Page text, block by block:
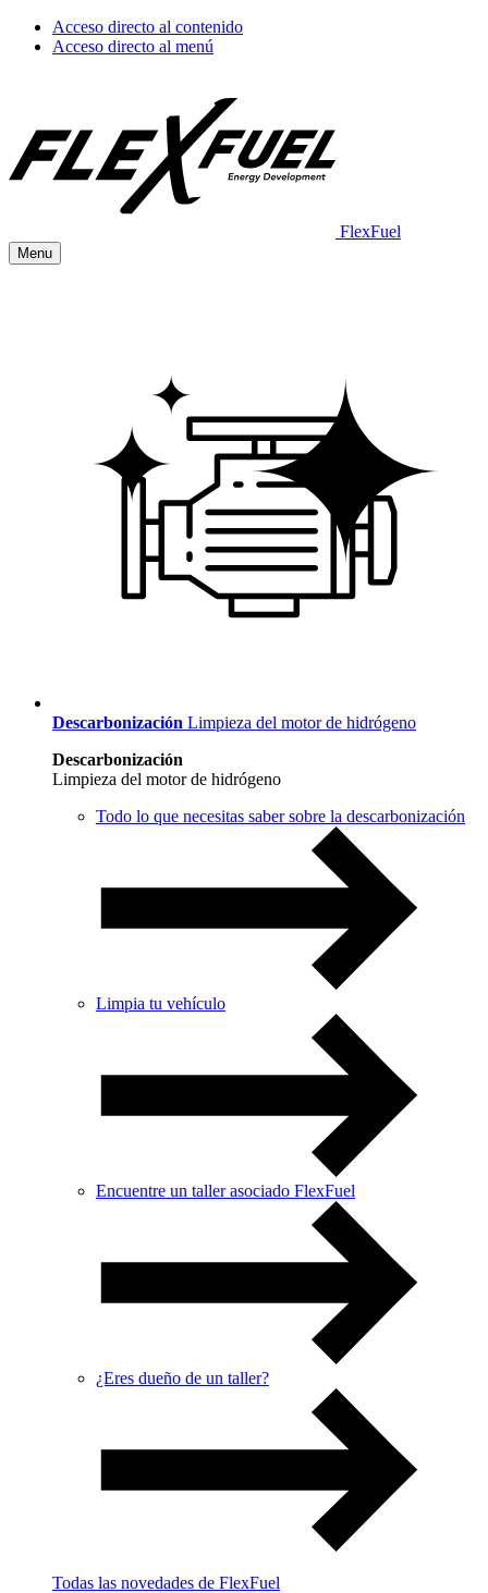
Acceso directo al contenido
Acceso directo al menú
FlexFuel
Menu
Descarbonización Limpieza del motor de hidrógeno
Descarbonización
Limpieza del motor de hidrógeno
Todo lo que necesitas saber sobre la descarbonización
Limpia tu vehículo
Encuentre un taller asociado FlexFuel
¿Eres dueño de un taller?
Todas las novedades de FlexFuel